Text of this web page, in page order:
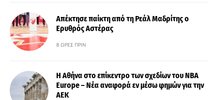
Απέκτησε παίκτη από τη Ρεάλ Μαδρίτης ο
Ερυθρός Αστέρας
8 ΏΡΕΣ ΠΡΙΝ
Η Αθήνα στο επίκεντρο των σχεδίων του NBA
Europe – Νέα αναφορά εν μέσω φημών για την
ΑΕΚ